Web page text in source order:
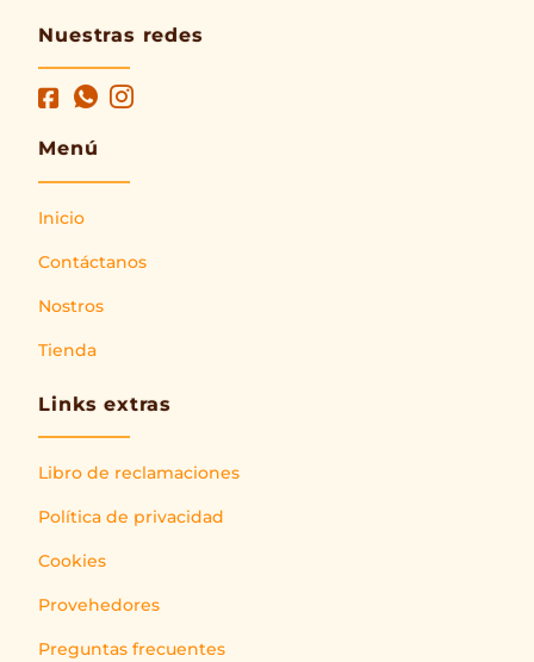
Nuestras redes
Menú
Inicio
Contáctanos
Nostros
Tienda
Links extras
Libro de reclamaciones
Política de privacidad
Cookies
Provehedores
Preguntas frecuentes